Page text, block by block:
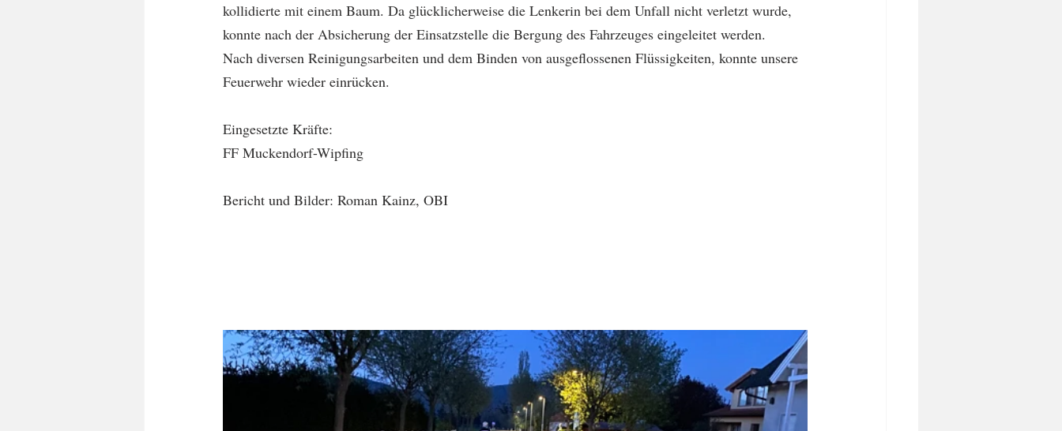
kollidierte mit einem Baum. Da glücklicherweise die Lenkerin bei dem Unfall nicht verletzt wurde,
konnte nach der Absicherung der Einsatzstelle die Bergung des Fahrzeuges eingeleitet werden.
Nach diversen Reinigungsarbeiten und dem Binden von ausgeflossenen Flüssigkeiten, konnte unsere
Feuerwehr wieder einrücken.
Eingesetzte Kräfte:
FF Muckendorf-Wipfing
Bericht und Bilder: Roman Kainz, OBI